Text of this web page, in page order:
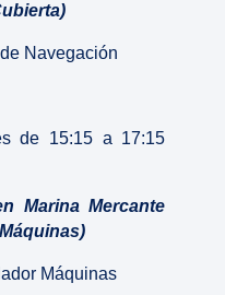
Navegación
de 15:15 a 17:15
Marina Mercante
Máquinas